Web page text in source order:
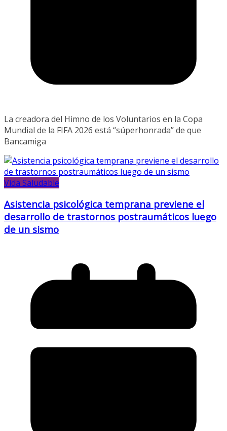
La creadora del Himno de los Voluntarios en la Copa
Mundial de la FIFA 2026 está “súperhonrada” de que
Bancamiga
Vida Saludable
Asistencia psicológica temprana previene el
desarrollo de trastornos postraumáticos luego
de un sismo